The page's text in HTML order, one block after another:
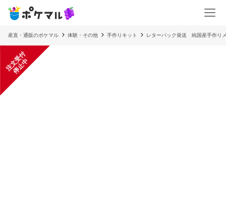
産直・通販のポケマル 体験・その他 手作りキット レターパック発送 純国産手作り
注
文
受
付
停
止
中